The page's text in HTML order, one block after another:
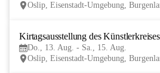
Oslip, Eisenstadt-Umgebung,
Kirtagsausstellung des
Do., 13. Aug. - Sa., 15. Aug.
Oslip, Eisenstadt-Umgebung,